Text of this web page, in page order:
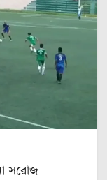
সরোজ